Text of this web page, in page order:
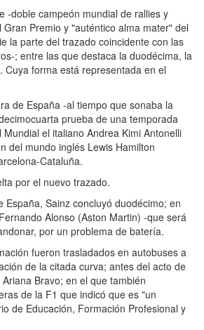
-doble campeón mundial de rallies y
Premio y "auténtico alma mater" del
la parte del trazado coincidente con las
; entre las que destaca la duodécima, la
forma está representada en el
de España -al tiempo que sonaba la
prueba de una temporada
el italiano Andrea Kimi Antonelli
del mundo inglés Lewis Hamilton
Cataluña.
por el nuevo trazado.
Sainz concluyó duodécimo; en
Alonso (Aston Martin) -que será
por un problema de batería.
fueron trasladados en autobuses a
de la citada curva; antes del acto de
Bravo; en el que también
de la F1 que indicó que es "un
de Educación, Formación Profesional y